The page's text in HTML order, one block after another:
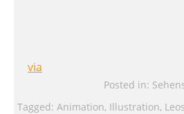
via
Posted in:
Tagged: Animation, Illustration,